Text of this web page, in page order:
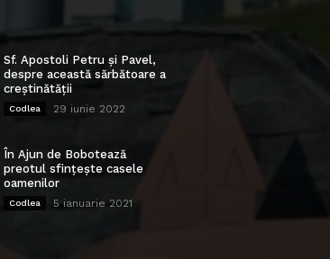
Sf. Apostoli Petru și Pavel,
despre această sărbătoare a
creștinătății
Codlea 29 iunie 2022
În Ajun de Bobotează
preotul sfințește casele
oamenilor
Codlea 5 ianuarie 2021